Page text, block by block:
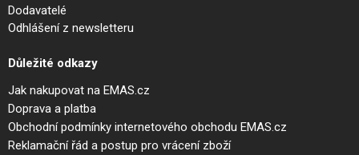
Dodavatelé
Odhlášení z newsletteru
Důležité odkazy
Jak nakupovat na EMAS.cz
Doprava a platba
Obchodní podmínky internetového obchodu EMAS.cz
Reklamační řád a postup pro vrácení zboží